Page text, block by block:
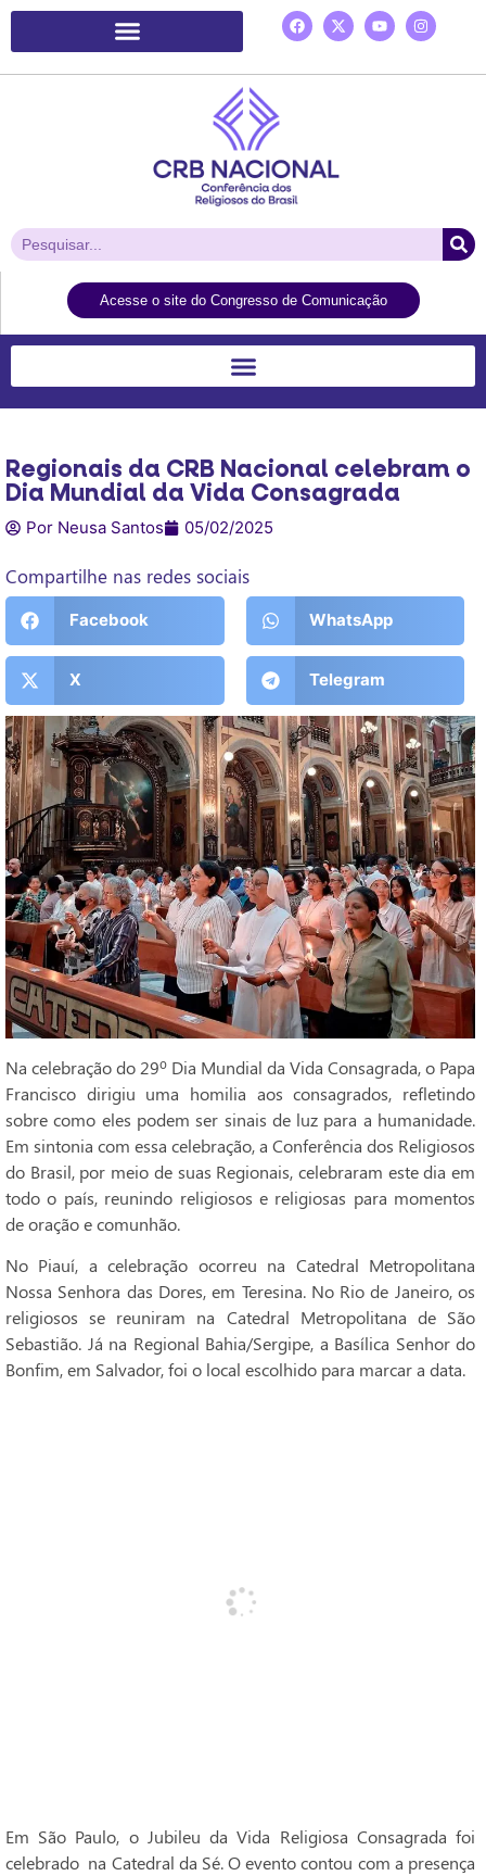
Acesse o site do Congresso de Comunicação
Regionais da CRB Nacional celebram o
Dia Mundial da Vida Consagrada
Por Neusa Santos 05/02/2025
Compartilhe nas redes sociais
Facebook WhatsApp
X Telegram
Na celebração do 29º Dia Mundial da Vida Consagrada, o Papa
Francisco dirigiu uma homilia aos consagrados, refletindo
sobre como eles podem ser sinais de luz para a humanidade.
Em sintonia com essa celebração, a Conferência dos Religiosos
do Brasil, por meio de suas Regionais, celebraram este dia em
todo o país, reunindo religiosos e religiosas para momentos
de oração e comunhão.
No Piauí, a celebração ocorreu na Catedral Metropolitana
Nossa Senhora das Dores, em Teresina. No Rio de Janeiro, os
religiosos se reuniram na Catedral Metropolitana de São
Sebastião. Já na Regional Bahia/Sergipe, a Basílica Senhor do
Bonfim, em Salvador, foi o local escolhido para marcar a data.
Em São Paulo, o Jubileu da Vida Religiosa Consagrada foi
celebrado na Catedral da Sé. O evento contou com a presença